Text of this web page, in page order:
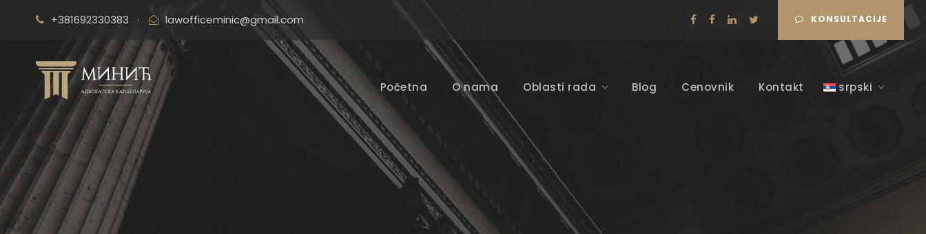
+381692330383 · lawofficeminic@gmail.com KONSULTACIJE
Početna O nama Oblasti rada Blog Cenovnik Kontakt srpski